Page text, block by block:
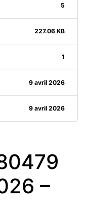
5
227.06 KB
1
9 avril 2026
9 avril 2026
–